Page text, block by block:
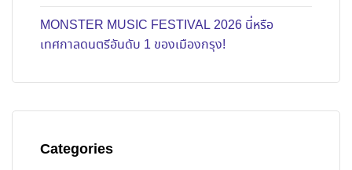
MONSTER MUSIC FESTIVAL 2026 นี่หรือ
เทศกาลดนตรีอันดับ 1 ของเมืองกรุง!
Categories